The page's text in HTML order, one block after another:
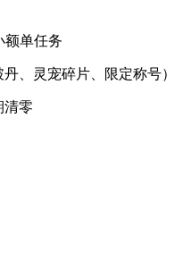
额单任务
、灵宠碎片、限定称号）
清零